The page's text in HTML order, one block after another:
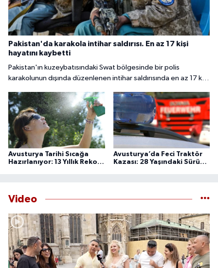
Pakistan'da karakola intihar saldırısı. En az 17 kişi
hayatını kaybetti
Pakistan'ın kuzeybatısındaki Swat bölgesinde bir polis
karakolunun dışında düzenlenen intihar saldırısında en az 17 kişi
Avusturya Tarihi Sıcağa
Hazırlanıyor: 13 Yıllık Rekor
Avusturya’da Feci Traktör
Kazası: 28 Yaşındaki Sürücü
Video